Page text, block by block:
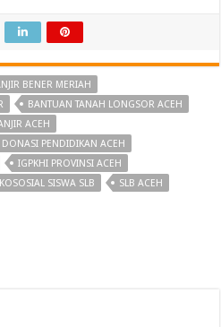
BENER MERIAH
BANTUAN TANAH LONGSOR ACEH
ACEH
DONASI PENDIDIKAN ACEH
IGPKHI PROVINSI ACEH
SISWA SLB
SLB ACEH